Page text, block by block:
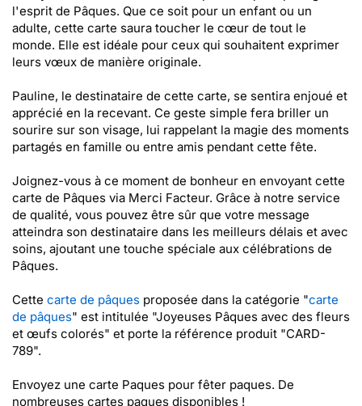
l'esprit de Pâques. Que ce soit pour un enfant ou un
adulte, cette carte saura toucher le cœur de tout le
monde. Elle est idéale pour ceux qui souhaitent exprimer
leurs vœux de manière originale.
Pauline, le destinataire de cette carte, se sentira enjoué et
apprécié en la recevant. Ce geste simple fera briller un
sourire sur son visage, lui rappelant la magie des moments
partagés en famille ou entre amis pendant cette fête.
Joignez-vous à ce moment de bonheur en envoyant cette
carte de Pâques via Merci Facteur. Grâce à notre service
de qualité, vous pouvez être sûr que votre message
atteindra son destinataire dans les meilleurs délais et avec
soins, ajoutant une touche spéciale aux célébrations de
Pâques.
Cette carte de pâques proposée dans la catégorie "carte
de pâques" est intitulée "Joyeuses Pâques avec des fleurs
et œufs colorés" et porte la référence produit "CARD-
789".
Envoyez une carte Paques pour fêter paques. De
nombreuses cartes paques disponibles !